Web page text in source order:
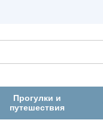
Прогулки и
путешествия